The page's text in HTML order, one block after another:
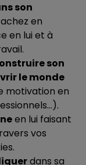
son
en
en lui et à
son
le monde
motivation en
en lui faisant
vos
dans sa